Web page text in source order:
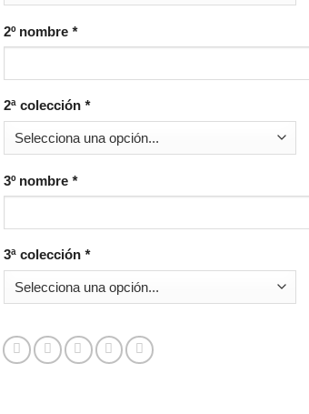
2º nombre *
2ª colección *
3º nombre *
3ª colección *